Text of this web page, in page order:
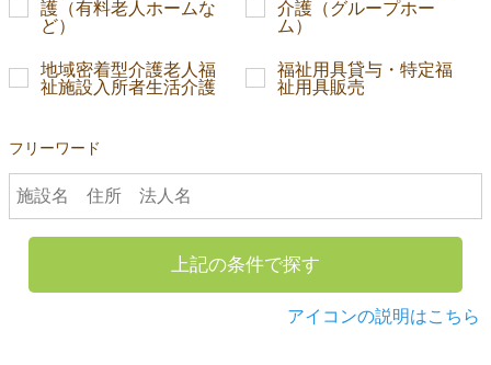
護（有料老人ホームな
ど）
介護（グループホー
ム）
地域密着型介護老人福
祉施設入所者生活介護
福祉用具貸与・特定福
祉用具販売
フリーワード
上記の条件で探す
アイコンの説明はこちら